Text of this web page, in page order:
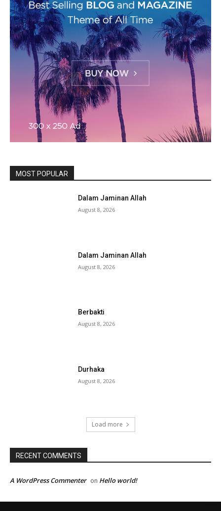
MOST POPULAR
Dalam Jaminan Allah
August 8, 2026
Dalam Jaminan Allah
August 8, 2026
Berbakti
August 8, 2026
Durhaka
August 8, 2026
Load more
RECENT COMMENTS
A WordPress Commenter on Hello world!